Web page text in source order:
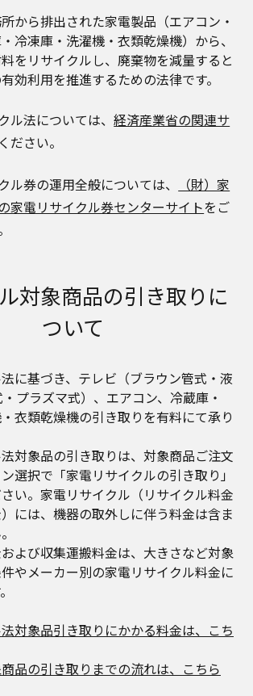
から排出された家電製品（エアコン・
冷凍庫・洗濯機・衣類乾燥機）から、
をリサイクルし、廃棄物を減量すると
効利用を推進するための法律です。
ル法については、経済産業省の関連サ
ださい。
ル券の運用全般については、
（財）家
家電リサイクル券センターサイトをご
対象商品の引き取りに
ついて
に基づき、テレビ（ブラウン管式・液
プラズマ式）、エアコン、冷蔵庫・
衣類乾燥機の引き取りを有料にて承り
対象品の引き取りは、対象商品ご注文
選択で「家電リサイクルの引き取り」
い。家電リサイクル（リサイクル料金
には、機器の取外しに伴う料金は含ま
よび収集運搬料金は、大きさなど対象
やメーカー別の家電リサイクル料金に
対象品引き取りにかかる料金は、こち
品の引き取りまでの流れは、こちら